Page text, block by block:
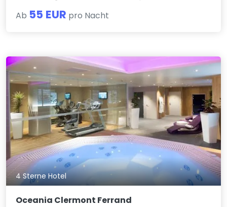
Ab 55 EUR pro Nacht
4 Sterne Hotel
Oceania Clermont Ferrand